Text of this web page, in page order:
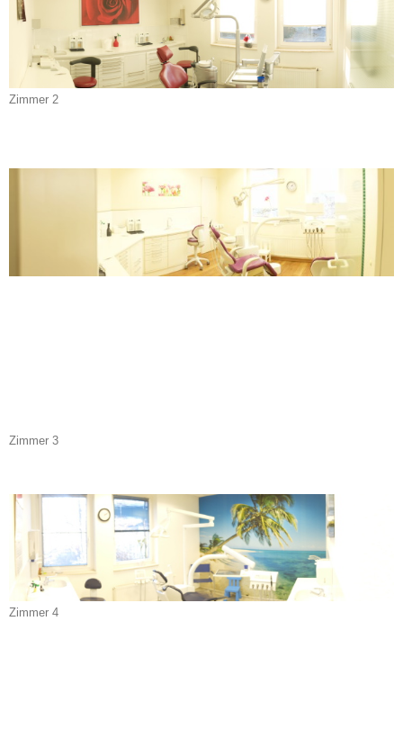
Zimmer 2
Zimmer 3
Zimmer 4